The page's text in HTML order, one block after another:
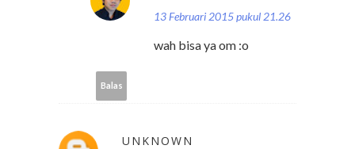
13 Februari 2015 pukul 21.26
wah bisa ya om :o
Balas
UNKNOWN